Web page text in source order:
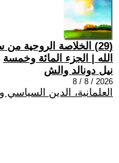
(29) الخلاصة الروحية
الله | الجزء المائة وخمسة
نيل دونالد والش
2026 / 8 / 8
العلمانية، الدين السياسي